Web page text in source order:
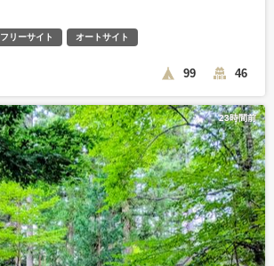
フリーサイト オートサイト
99 46
23時間前